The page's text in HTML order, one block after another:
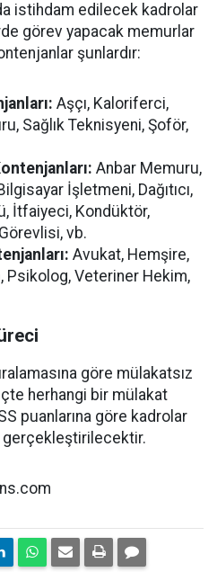
istihdam edilecek kadrolar
görev yapacak memurlar
şunlardır:
Aşçı, Kaloriferci,
Sağlık Teknisyeni, Şoför,
Anbar Memuru,
İşletmeni, Dağıtıcı,
İtfaiyeci, Kondüktör,
vb.
Avukat, Hemşire,
Psikolog, Veteriner Hekim,
göre mülakatsız
herhangi bir mülakat
puanlarına göre kadrolar
gerçekleştirilecektir.